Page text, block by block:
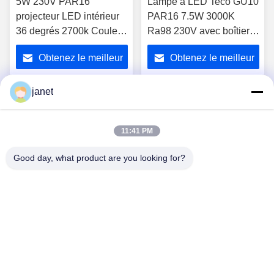
projecteur LED intérieur
36 degrés 2700k Couleur
blanche très chaude
Obtenez le meilleur
PAR16 7.5W 3000K
Ra98 230V avec boîtier
en aluminium
Obtenez le meilleur
janet
11:41 PM
Good day, what product are you looking for?